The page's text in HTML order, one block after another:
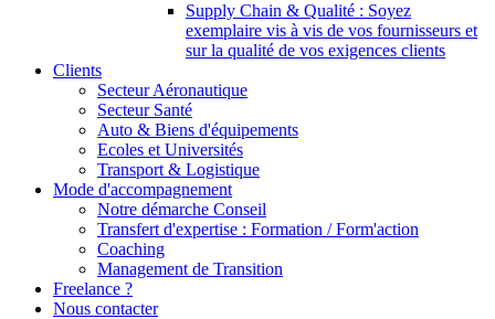
Supply Chain & Qualité : Soyez
exemplaire vis à vis de vos fournisseurs et
sur la qualité de vos exigences clients
Clients
Secteur Aéronautique
Secteur Santé
Auto & Biens d'équipements
Ecoles et Universités
Transport & Logistique
Mode d'accompagnement
Notre démarche Conseil
Transfert d'expertise : Formation / Form'action
Coaching
Management de Transition
Freelance ?
Nous contacter